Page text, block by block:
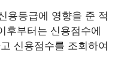
용등급에 영향을 준 적
후부터는 신용점수에
신용점수를 조회하여